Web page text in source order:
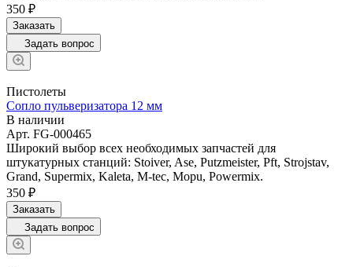
350 ₽
Заказать
Задать вопрос
Пистолеты
Сопло пульверизатора 12 мм
В наличии
Арт. FG-000465
Широкий выбор всех необходимых запчастей для
штукатурных станций: Stoiver, Ase, Putzmeister, Pft, Strojstav,
Grand, Supermix, Kaleta, M-tec, Mopu, Powermix.
350 ₽
Заказать
Задать вопрос